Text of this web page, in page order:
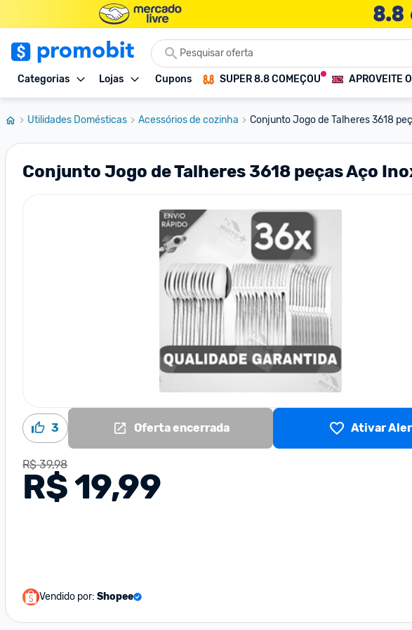
Categorias Lojas Cupons SUPER 8.8 COMEÇOU APROVEITE
Utilidades Domésticas Acessórios de cozinha Conjunto Jogo de Talheres 3618
Conjunto Jogo de Talheres 3618 peças Aço
3 Oferta encerrada Ativar
R$ 39,98
R$ 19,99
Vendido por: Shopee